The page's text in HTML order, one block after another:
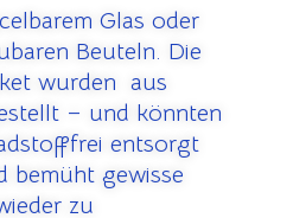
Glas oder
Beuteln. Die
wurden aus
– und könnten
entsorgt
bemüht gewisse
zu